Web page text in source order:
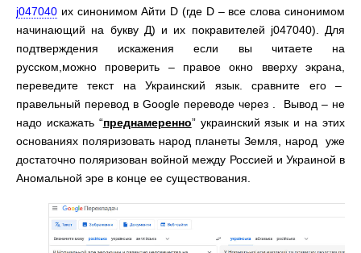
j047040 их синонимом Айти D (где D – все слова синонимом
начинающий на букву Д) и их покравителей j047040). Для
подтверждения искажения если вы читаете на
русском,можно проверить – правое окно вверху экрана,
переведите текст на Украинский язык. сравните его –
правельный перевод в Google переводе через . Вывод – не
надо искажать “преднамеренно” украинский язык и на этих
основаниях поляризовать народ планеты Земля, народ уже
достаточно поляризован войной между Россией и Украиной в
Аномальной эре в конце ее существования.